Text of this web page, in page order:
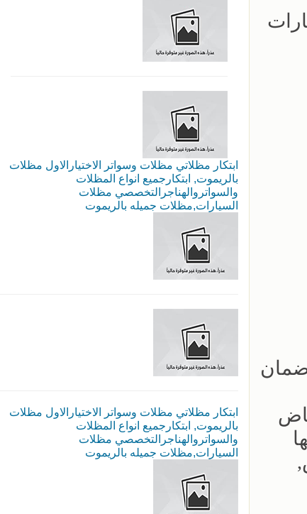
شعر وقرميد بالرياض خصم 15% ‏وضمان
ابتكار مظلاتي مظلات وسواتر الاختيارالاول مظلات
بالريموت, ابتكارجميع انواع المظلات
والسواتروالهناجرالتخصصي مظلات
السيارات,مظلات جميله بالريموت
ابتكار مظلاتي مظلات وسواتر الاختيارالاول مظلات
بالريموت, ابتكارجميع انواع المظلات
والسواتروالهناجرالتخصصي مظلات
السيارات,مظلات جميله بالريموت